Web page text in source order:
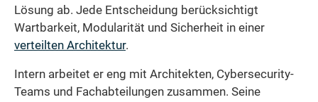
Lösung ab. Jede Entscheidung berücksichtigt
Wartbarkeit, Modularität und Sicherheit in einer
verteilten Architektur.
Intern arbeitet er eng mit Architekten, Cybersecurity-
Teams und Fachabteilungen zusammen. Seine